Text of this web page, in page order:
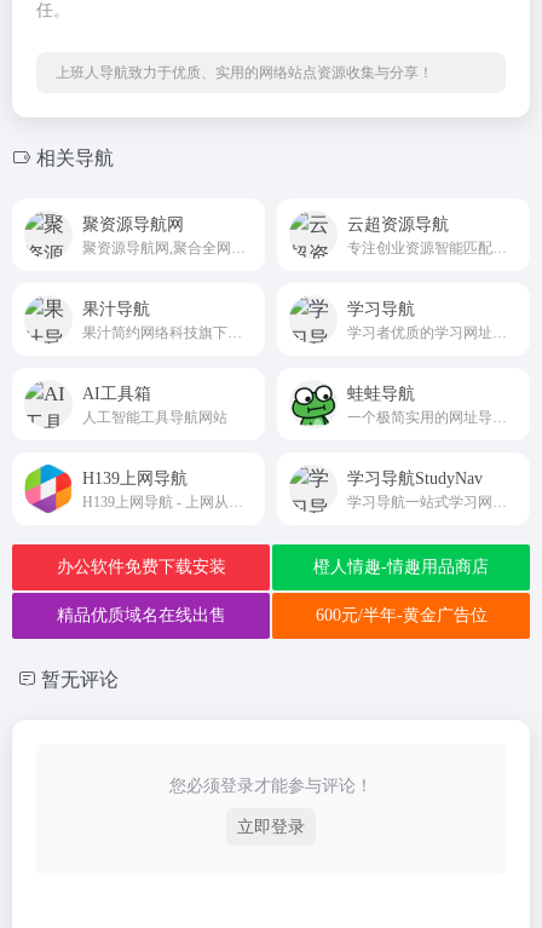
任。
上班人导航致力于优质、实用的网络站点资源收集与分享！
相关导航
聚资源导航网 云超资源导航
果汁导航 学习导航
AI工具箱
人工智能工具导航网站
蛙蛙导航
H139上网导航 学习导航StudyNav
办公软件免费下载安装 橙人情趣-情趣用品商店
精品优质域名在线出售 600元/半年-黄金广告位
暂无评论
您必须登录才能参与评论！
立即登录